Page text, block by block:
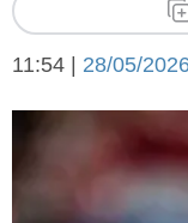
Arte y cultura
Sociedad y tiempo
11:54 | 28/05/